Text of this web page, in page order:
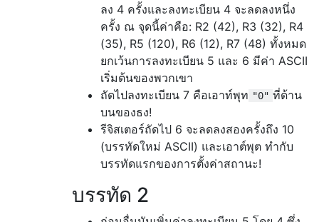
ลง 4 ครั้งและลงทะเบียน 4 จะลดลงหนึ่ง
ครั้ง ณ จุดนี้ค่าคือ: R2 (42), R3 (32), R4
(35), R5 (120), R6 (12), R7 (48) ทั้งหมด
ยกเว้นการลงทะเบียน 5 และ 6 มีค่า ASCII
เริ่มต้นของพวกเขา
ถัดไปลงทะเบียน 7 คือเอาท์พุท "0" ที่ด้าน
บนของธง!
รีจิสเตอร์ถัดไป 6 จะลดลงสองครั้งถึง 10
(บรรทัดใหม่ ASCII) และเอาต์พุต ทำกับ
บรรทัดแรกของการตั้งค่าสถานะ!
บรรทัด 2